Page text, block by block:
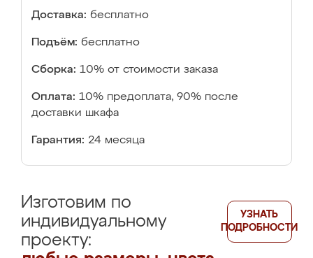
Доставка: бесплатно
Подъём: бесплатно
Сборка: 10% от стоимости заказа
Оплата: 10% предоплата, 90% после
доставки шкафа
Гарантия: 24 месяца
Изготовим по
индивидуальному
проекту:
УЗНАТЬ
ПОДРОБНОСТИ